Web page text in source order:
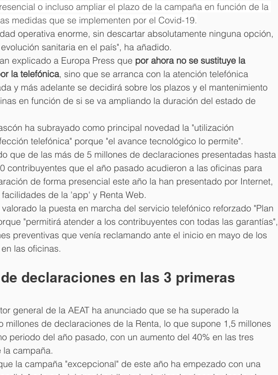
o incluso ampliar el plazo de la campaña en función de la
medidas que se implementen por el Covid-19.
operativa enorme, sin descartar absolutamente ninguna opción,
sanitaria en el país", ha añadido.
explicado a Europa Press que por ahora no se sustituye la
la telefónica, sino que se arranca con la atención telefónica
y más adelante se decidirá sobre los plazos y el mantenimiento
en función de si se va ampliando la duración del estado de
ha subrayado como principal novedad la "utilización
telefónica" porque "el avance tecnológico lo permite".
que de las más de 5 millones de declaraciones presentadas hasta
contribuyentes que el año pasado acudieron a las oficinas para
de forma presencial este año la han presentado por Internet,
de la 'app' y Renta Web.
la puesta en marcha del servicio telefónico reforzado "Plan
"permitirá atender a los contribuyentes con todas las garantías",
preventivas que venía reclamando ante el inicio en mayo de los
las oficinas.
declaraciones en las 3 primeras
general de la AEAT ha anunciado que se ha superado la
millones de declaraciones de la Renta, lo que supone 1,5 millones
periodo del año pasado, con un aumento del 40% en las tres
la campaña.
la campaña "excepcional" de este año ha empezado con una